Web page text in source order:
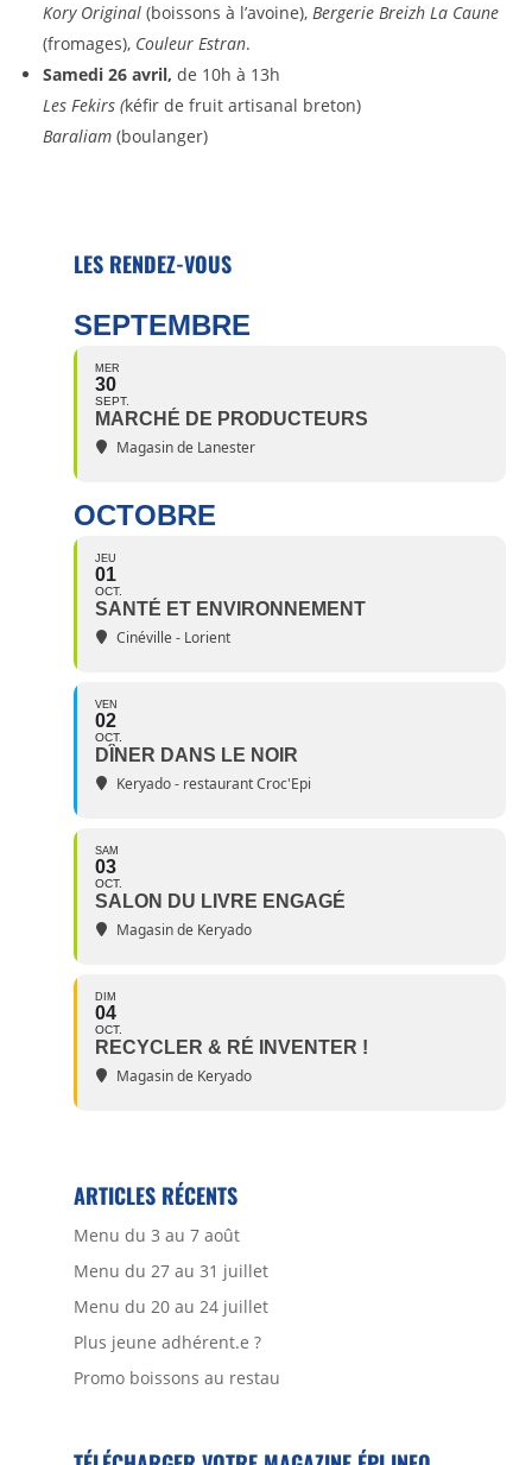
Kory Original (boissons à l’avoine),Bergerie Breizh La Caune
(fromages), Couleur Estran.
Samedi 26 avril,de 10h à 13h
Les Fekirs (kéfir de fruit artisanal breton)
Baraliam (boulanger)
LES RENDEZ-VOUS
SEPTEMBRE
MER
30
SEPT.
MARCHÉ DE PRODUCTEURS
Magasin de Lanester
OCTOBRE
JEU
01
OCT.
SANTÉ ET ENVIRONNEMENT
Cinéville - Lorient
VEN
02
OCT.
DÎNER DANS LE NOIR
Keryado - restaurant Croc'Epi
SAM
03
OCT.
SALON DU LIVRE ENGAGÉ
Magasin de Keryado
DIM
04
OCT.
RECYCLER & RÉ INVENTER !
Magasin de Keryado
ARTICLES RÉCENTS
Menu du 3 au 7 août
Menu du 27 au 31 juillet
Menu du 20 au 24 juillet
Plus jeune adhérent.e ?
Promo boissons au restau